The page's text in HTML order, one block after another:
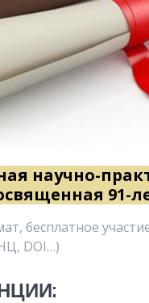
научно-
91-
бесплатное
DOI…)